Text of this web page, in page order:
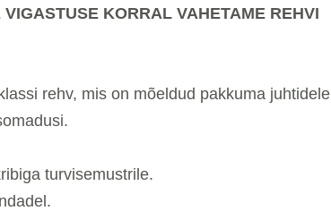
KORRAL VAHETAME REHVI
rehv, mis on mõeldud pakkuma juhtidele
turvisemustrile.